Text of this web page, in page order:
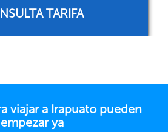
TARIFA
viajar a Irapuato pueden
empezar ya